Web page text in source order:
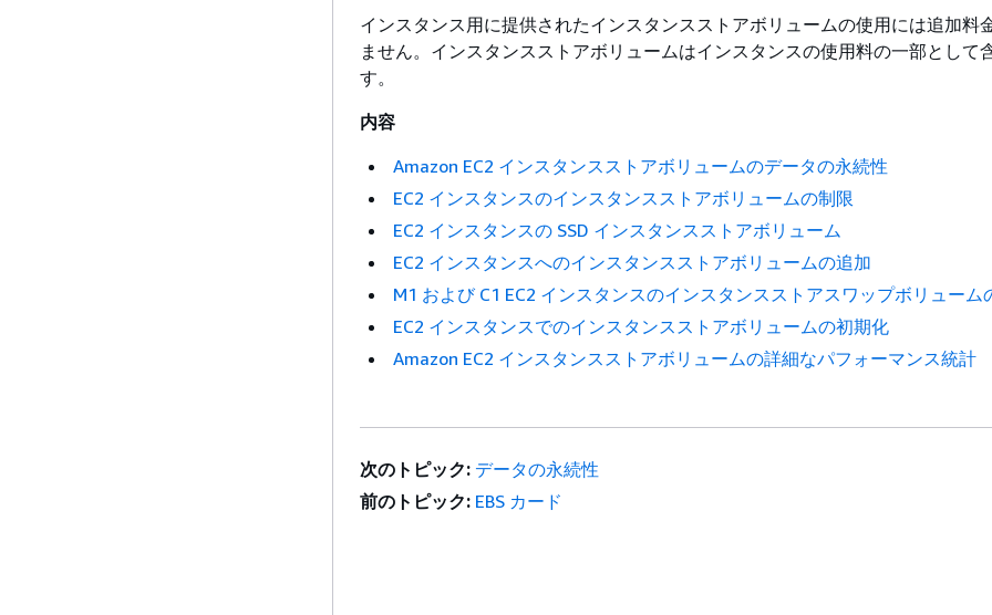
インスタンス用に提供されたインスタンスストアボリュームの使用には追加料
ません。インスタンスストアボリュームはインスタンスの使用料の一部として
す。
内容
Amazon EC2 インスタンスストアボリュームのデータの永続性
EC2 インスタンスのインスタンスストアボリュームの制限
EC2 インスタンスの SSD インスタンスストアボリューム
EC2 インスタンスへのインスタンスストアボリュームの追加
M1 および C1 EC2 インスタンスのインスタンスストアスワップボリューム
EC2 インスタンスでのインスタンスストアボリュームの初期化
Amazon EC2 インスタンスストアボリュームの詳細なパフォーマンス統計
次のトピック: データの永続性
前のトピック: EBS カード